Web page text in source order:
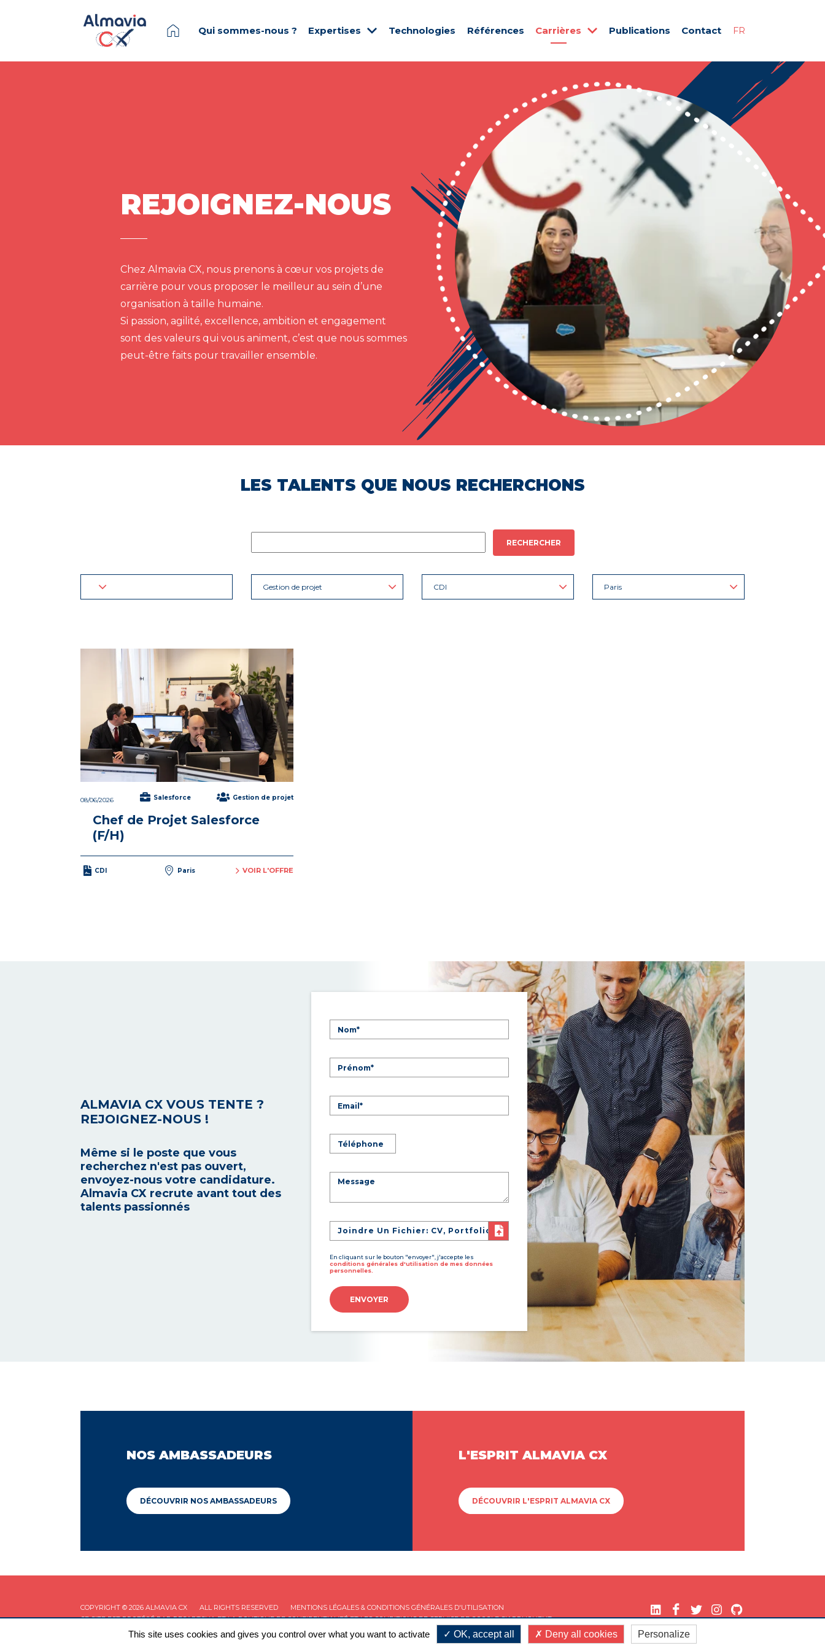
Qui sommes-nous ? Expertises Technologies Références Carrières Publications Contact FR
REJOIGNEZ-NOUS
Chez Almavia CX, nous prenons à cœur vos projets de
carrière pour vous proposer le meilleur au sein d’une
organisation à taille humaine.
Si passion, agilité, excellence, ambition et engagement
sont des valeurs qui vous animent, c’est que nous sommes
peut-être faits pour travailler ensemble.
LES TALENTS QUE NOUS RECHERCHONS
RECHERCHER
Gestion de projet CDI Paris
08/06/2026 Salesforce Gestion de projet
Chef de Projet Salesforce
(F/H)
CDI Paris VOIR L'OFFRE
ALMAVIA CX VOUS TENTE ?
REJOIGNEZ-NOUS !
Même si le poste que vous
recherchez n'est pas ouvert,
envoyez-nous votre candidature.
Almavia CX recrute avant tout des
talents passionnés
Joindre Un Fichier: CV, Portfolio
En cliquant sur le bouton "envoyer", j'accepte les
conditions générales d'utilisation de mes données
personnelles.
ENVOYER
NOS AMBASSADEURS
DÉCOUVRIR NOS AMBASSADEURS
L'ESPRIT ALMAVIA CX
DÉCOUVRIR L'ESPRIT ALMAVIA CX
COPYRIGHT © 2026 ALMAVIA CX ALL RIGHTS RESERVED
MENTIONS LÉGALES & CONDITIONS GÉNÉRALES D'UTILISATION
CE SITE EST PROTÉGÉ PAR RECAPTCHA ET LAPOLITIQUE DE CONFIDENTIALITÉET LESCONDITIONS DE SERVICEDE GOOGLE S'APPLIQUENT.
This site uses cookies and gives you control over what you want to activate OK, accept all Deny all cookies Personalize